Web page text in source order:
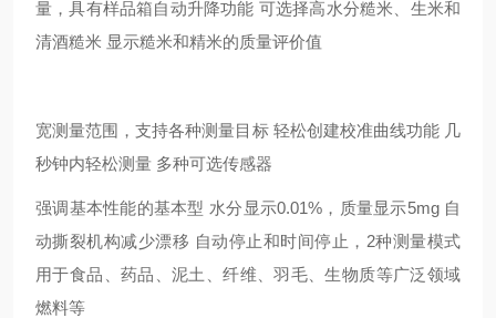
量，具有样品箱自动升降功能 可选择高水分糙米、生米和
清酒糙米 显示糙米和精米的质量评价值
宽测量范围，支持各种测量目标 轻松创建校准曲线功能 几
秒钟内轻松测量 多种可选传感器
强调基本性能的基本型 水分显示0.01%，质量显示5mg 自
动撕裂机构减少漂移 自动停止和时间停止，2种测量模式
用于食品、药品、泥土、纤维、羽毛、生物质等广泛领域
燃料等